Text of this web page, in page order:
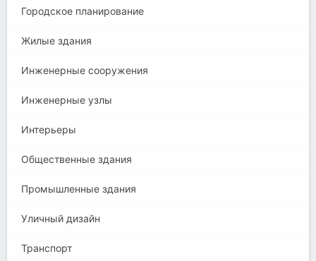
Городское планирование
Жилые здания
Инженерные сооружения
Инженерные узлы
Интерьеры
Общественные здания
Промышленные здания
Уличный дизайн
Транспорт